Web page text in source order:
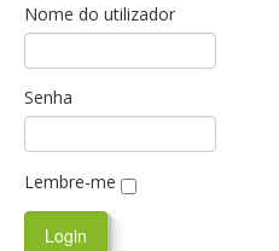
Nome do utilizador
Senha
Lembre-me